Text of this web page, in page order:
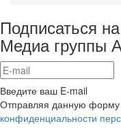
Подписаться
Медиа группы
Введите ваш E-mail
Отправляя данную форму
конфиденциальности